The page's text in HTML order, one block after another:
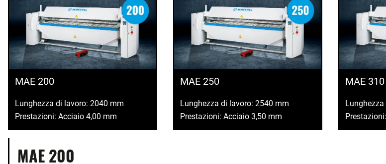
MAE 200
Lunghezza di lavoro: 2040 mm
Prestazioni: Acciaio 4,00 mm
MAE 250
Lunghezza di lavoro: 2540 mm
Prestazioni: Acciaio 3,50 mm
MAE 310
MAE 200